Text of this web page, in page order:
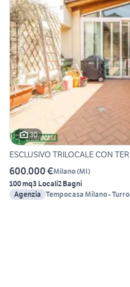
30
ESCLUSIVO TRILOCALE CON
600.000 €Milano(MI)
100 mq3 Locali2 Bagni
Agenzia Tempocasa Milano -